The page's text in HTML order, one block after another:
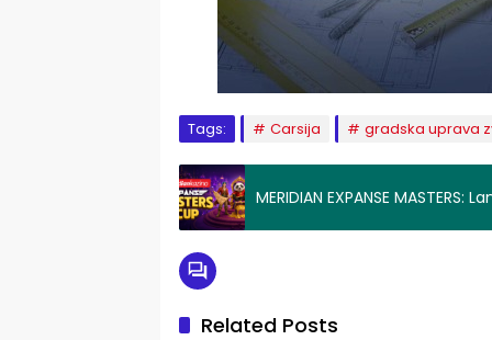
Tags: Carsija gradska uprava
MERIDIAN EXPANSE
Related Posts